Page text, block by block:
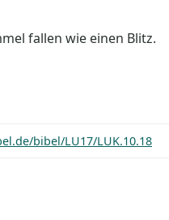
fallen wie einen Blitz.
bibel/LU17/LUK.10.18